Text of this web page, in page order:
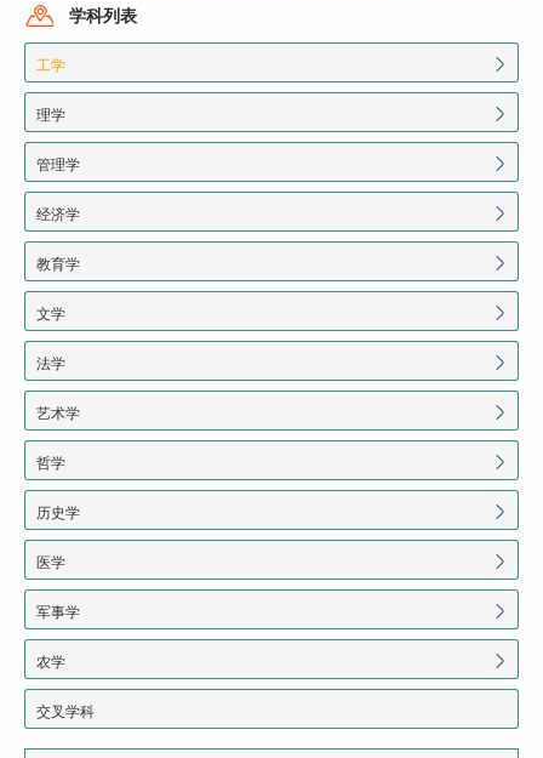
学科列表
工学
理学
管理学
经济学
教育学
文学
法学
艺术学
哲学
历史学
医学
军事学
农学
交叉学科